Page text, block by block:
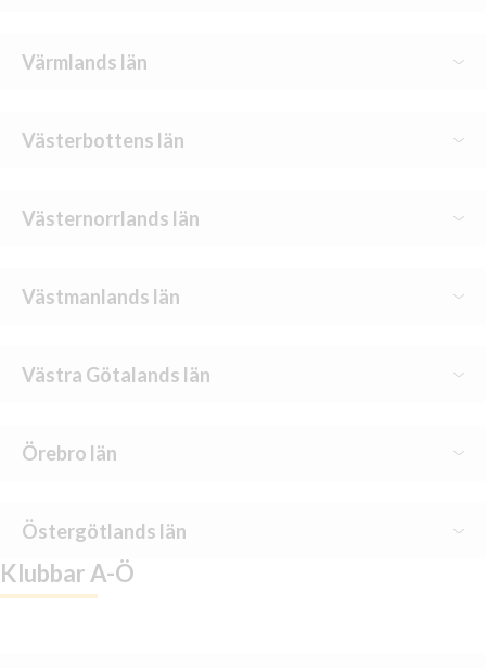
Nyköping-Oxelösund II
Värmlands län
Säffle-Åmål
Västerbottens län
Västernorrlands län
Västmanlands län
Västra Götalands län
Göteborg II
Mölndal
Vänersborg
Örebro län
Östergötlands län
Linköping
Klubbar A-Ö